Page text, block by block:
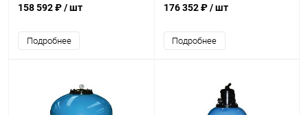
(PS-6501)
158 592 ₽/ шт
Подробнее
6500)
176 352 ₽/ шт
Подробнее